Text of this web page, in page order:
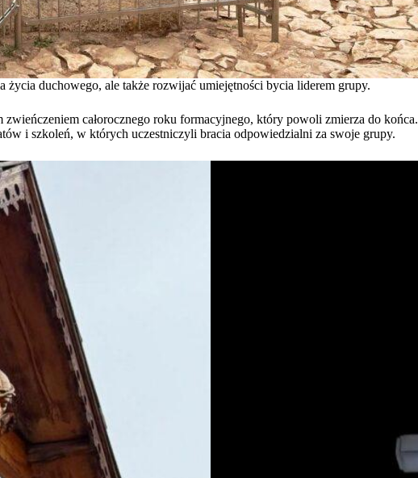
duchowego, ale także rozwijać umiejętności bycia liderem grupy.
całorocznego roku formacyjnego, który powoli zmierza do końca.
i szkoleń, w których uczestniczyli bracia odpowiedzialni za swoje grupy.